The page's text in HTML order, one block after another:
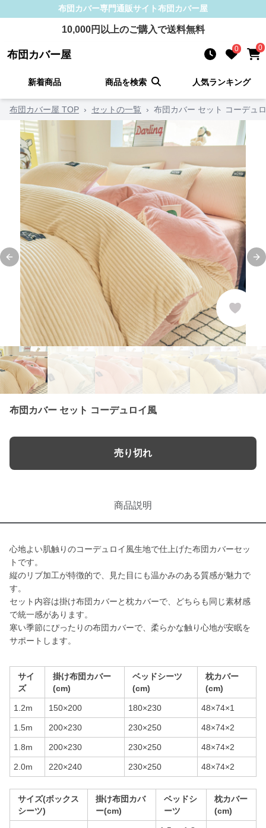
布団カバー専門通販サイト布団カバー屋
10,000円以上のご購入で送料無料
布団カバー屋 0 0
新着商品 商品を検索 人気ランキング
布団カバー屋 TOP › セットの一覧 › 布団カバー セット コーデュ
Previous slide
布団カバー セット コーデュロイ風
売り切れ
商品説明
心地よい肌触りのコーデュロイ風生地で仕上げた布団カバーセッ
トです。
縦のリブ加工が特徴的で、見た目にも温かみのある質感が魅力で
す。
セット内容は掛け布団カバーと枕カバーで、どちらも同じ素材感
で統一感があります。
寒い季節にぴったりの布団カバーで、柔らかな触り心地が安眠を
サポートします。
サイ
ズ
掛け布団カバー
(cm)
ベッドシーツ
(cm)
枕カバー
(cm)
1.2m 150×200 180×230 48×74×1
1.5m 200×230 230×250 48×74×2
1.8m 200×230 230×250 48×74×2
2.0m 220×240 230×250 48×74×2
サイズ(ボックス
シーツ)
掛け布団カバ
ー(cm)
ベッドシ
ーツ
枕カバー
(cm)